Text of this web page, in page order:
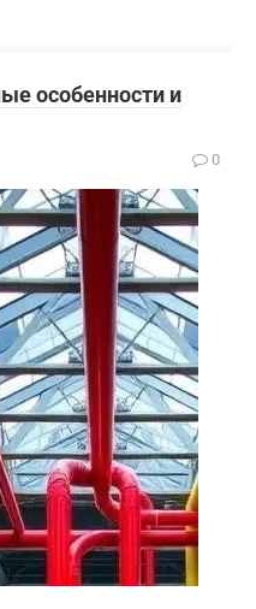
особенности и
0